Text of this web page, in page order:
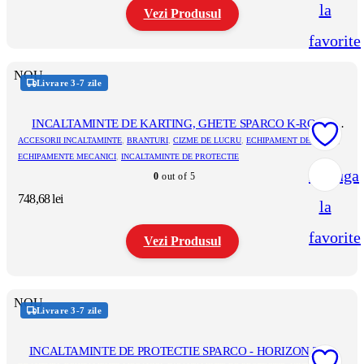
la
favorite
Vezi Produsul
are
mai
variații.
Opțiunile
pot
fi
în
pagina
NOU
Adauga
la
favorite
Livrare 3-7 zile
INCALTAMINTE DE KARTING, GHETE SPARCO K-ROCK
(FARA OMOLOGARE)
ACCESORII INCALTAMINTE, BRANTURI, CIZME DE LUCRU, ECHIPAMENT DE IARNA ,
ECHIPAMENTE MECANICI, INCALTAMINTE DE PROTECTIE
0 out of 5
748,68lei
Vezi Produsul
are
mai
variații.
NOU
Livrare 3-7 zile
INCALTAMINTE DE PROTECTIE SPARCO - HORIZON TEK